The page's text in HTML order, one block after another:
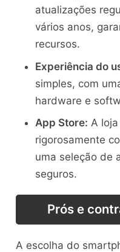
atualizações
vários anos,
recursos.
Experiência do
simples, com
hardware e
App Store: A
rigorosamente
uma seleção de
seguros.
Prós e
A escolha do